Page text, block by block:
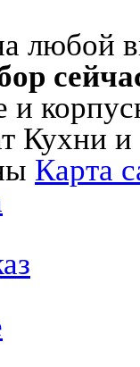
любой
Кухни
Карта